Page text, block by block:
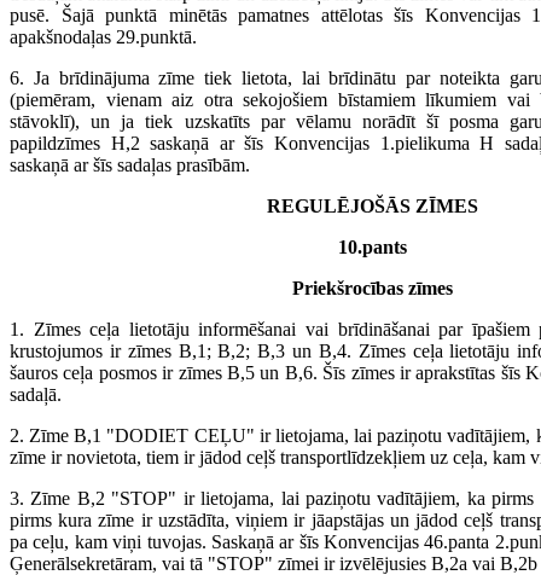
pusē. Šajā punktā minētās pamatnes attēlotas šīs Konvencijas
apakšnodaļas 29.punktā.
6. Ja brīdinājuma zīme tiek lietota, lai brīdinātu par noteikta
(piemēram, vienam aiz otra sekojošiem bīstamiem līkumiem vai
stāvoklī), un ja tiek uzskatīts par vēlamu norādīt šī posma
papildzīmes H,2 saskaņā ar šīs Konvencijas 1.pielikuma H
saskaņā ar šīs sadaļas prasībām.
REGULĒJOŠĀS ZĪMES
10.pants
Priekšrocības zīmes
1. Zīmes ceļa lietotāju informēšanai vai brīdināšanai par īpašiem
krustojumos ir zīmes B,1; B,2; B,3 un B,4. Zīmes ceļa lietotāju
šauros ceļa posmos ir zīmes B,5 un B,6. Šīs zīmes ir aprakstītas šīs
sadaļā.
2. Zīme B,1 "DODIET CEĻU" ir lietojama, lai paziņotu vadītājiem,
zīme ir novietota, tiem ir jādod ceļš transportlīdzekļiem uz ceļa, kam
3. Zīme B,2 "STOP" ir lietojama, lai paziņotu vadītājiem, ka pirms
pirms kura zīme ir uzstādīta, viņiem ir jāapstājas un jādod ceļš
pa ceļu, kam viņi tuvojas. Saskaņā ar šīs Konvencijas 46.panta
Ģenerālsekretāram, vai tā "STOP" zīmei ir izvēlējusies B,2a vai B,2b